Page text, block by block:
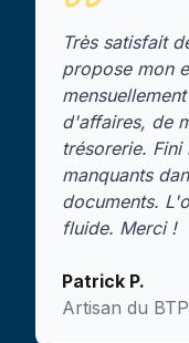
Très satisfait
propose mon
d'affaires, de
trésorerie.
manquants
documents.
fluide. Merci !
Patrick P.
Artisan du BTP